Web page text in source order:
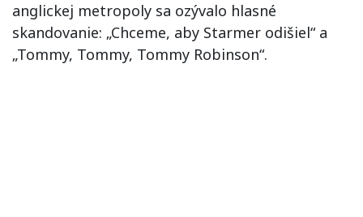
anglickej metropoly sa ozývalo hlasné
skandovanie: „Chceme, aby Starmer odišiel“ a
„Tommy, Tommy, Tommy Robinson“.